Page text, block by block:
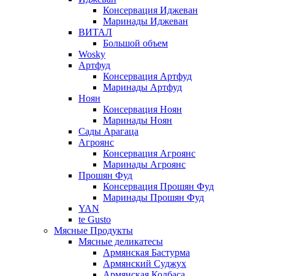
Консервация Иджеван
Маринады Иджеван
ВИТАЛ
Большой объем
Wosky
Артфуд
Консервация Артфуд
Маринады Артфуд
Ноян
Консервация Ноян
Маринады Ноян
Сады Арагаца
Агроянс
Консервация Агроянс
Маринады Агроянс
Прошян Фуд
Консервация Прошян Фуд
Маринады Прошян Фуд
YAN
te Gusto
Мясные Продукты
Мясные деликатесы
Армянская Бастурма
Армянский Суджух